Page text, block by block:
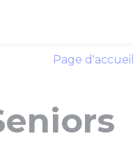
Page d'accueil